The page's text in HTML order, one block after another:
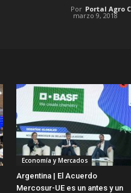
Por Portal Agro
marzo 9, 2018
Economía y Mercados
Argentina | El Acuerdo
Mercosur-UE es un antes y un